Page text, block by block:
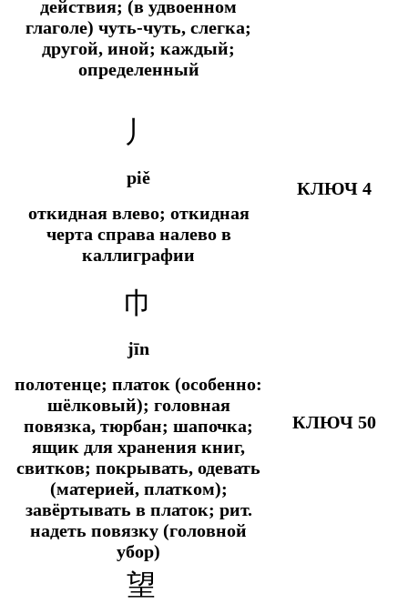
действия; (в удвоенном
глаголе) чуть-чуть, слегка;
другой, иной; каждый;
определенный
丿
piě
откидная влево; откидная
черта справа налево в
каллиграфии
КЛЮЧ 4
巾
jīn
полотенце; платок (особенно:
шёлковый); головная
повязка, тюрбан; шапочка;
ящик для хранения книг,
свитков; покрывать, одевать
(материей, платком);
завёртывать в платок; рит.
надеть повязку (головной
убор)
КЛЮЧ 50
望